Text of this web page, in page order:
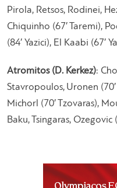
Pirola, Retsos, Rodinei,
Chiquinho (67′ Taremi),
(84′ Yazici), El Kaabi (67′
Atromitos (D. Kerkez):
Stavropoulos, Uronen
Michorl (70′ Tzovaras),
Baku, Tsingaras, Ozegovic